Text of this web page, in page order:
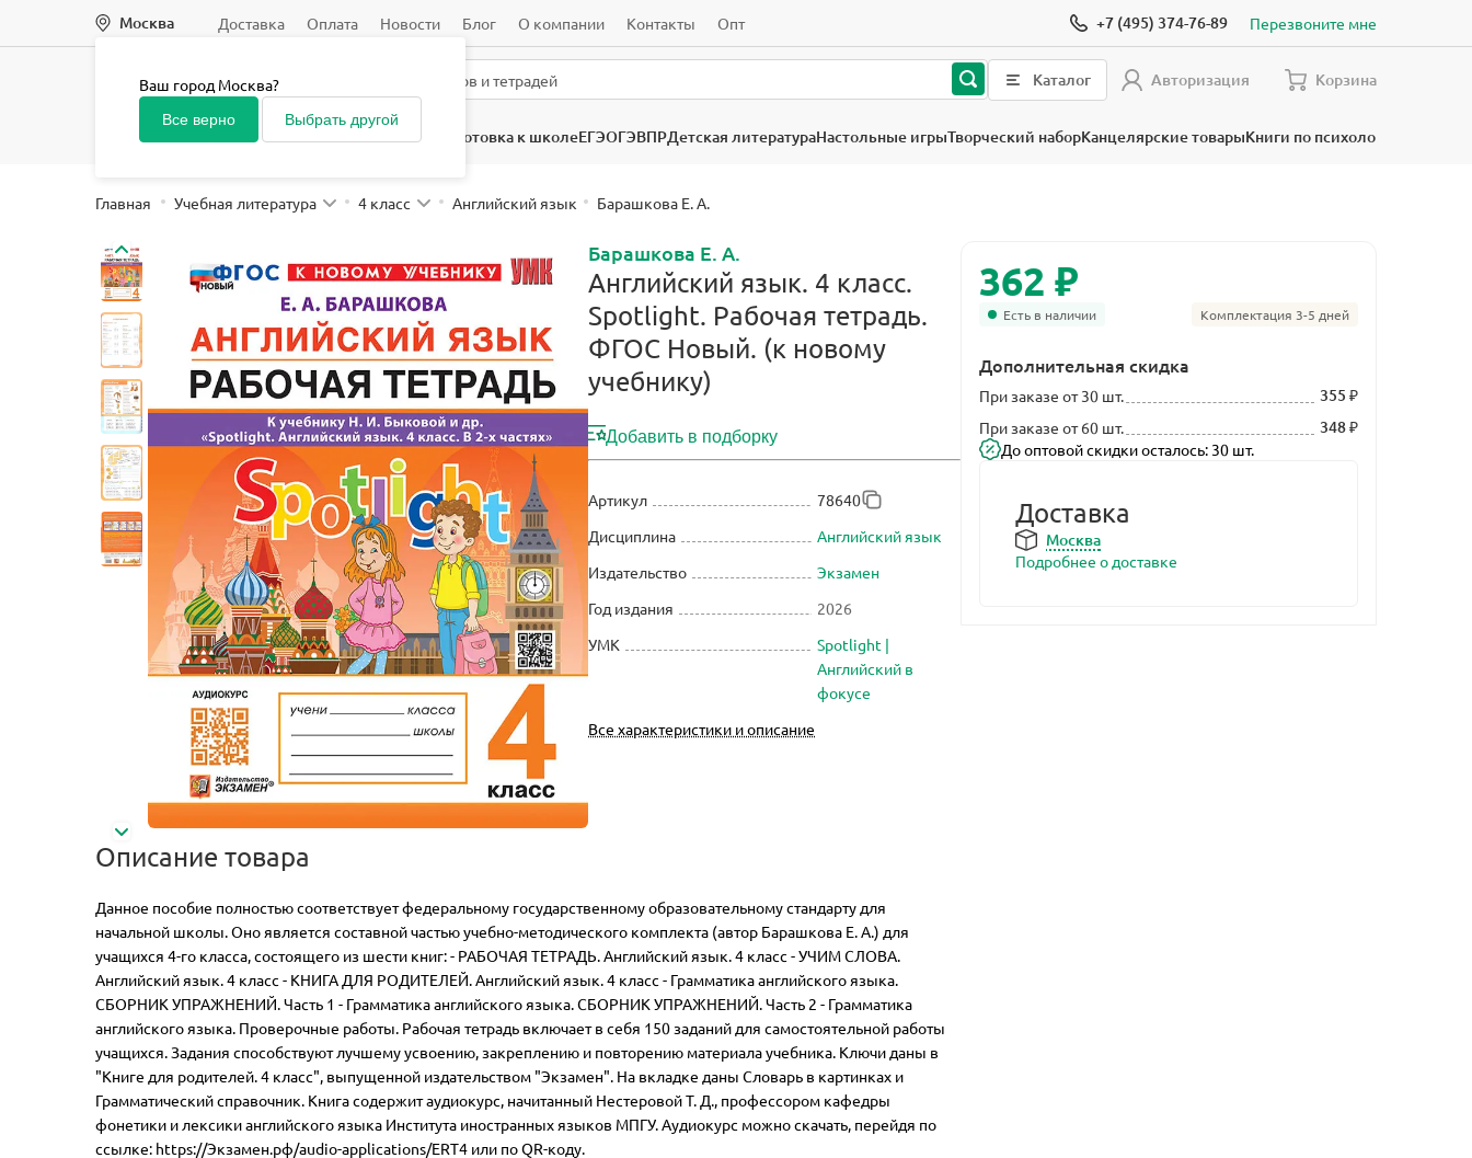
Москва
Ваш город Москва?
Все верно Выбрать другой
Доставка Оплата Новости Блог О компании Контакты Опт +7 (495) 374-76-89 Перезвоните мне
Каталог Авторизация Корзина
Начальная школа Средняя и старшая школа Подготовка к школеЕГЭОГЭВПРДетская литератураНастольные игрыТворческий наборКанцелярские товарыКниги по психологии
Главная Учебная литература 4 класс Английский язык Барашкова Е. А.
Барашкова Е. А.
Английский язык. 4 класс.
Spotlight. Рабочая тетрадь.
ФГОС Новый. (к новому
учебнику)
Добавить в подборку
Артикул
78640
Дисциплина
Английский язык
Издательство
Экзамен
Год издания
2026
УМК
Spotlight |
Английский в
фокусе
Все характеристики и описание
Описание товара
Данное пособие полностью соответствует федеральному государственному образовательному стандарту для
начальной школы. Оно является составной частью учебно-методического комплекта (автор Барашкова Е. А.) для
учащихся 4-го класса, состоящего из шести книг: - РАБОЧАЯ ТЕТРАДЬ. Английский язык. 4 класс - УЧИМ СЛОВА.
Английский язык. 4 класс - КНИГА ДЛЯ РОДИТЕЛЕЙ. Английский язык. 4 класс - Грамматика английского языка.
СБОРНИК УПРАЖНЕНИЙ. Часть 1 - Грамматика английского языка. СБОРНИК УПРАЖНЕНИЙ. Часть 2 - Грамматика
английского языка. Проверочные работы. Рабочая тетрадь включает в себя 150 заданий для самостоятельной работы
учащихся. Задания способствуют лучшему усвоению, закреплению и повторению материала учебника. Ключи даны в
"Книге для родителей. 4 класс", выпущенной издательством "Экзамен". На вкладке даны Словарь в картинках и
Грамматический справочник. Книга содержит аудиокурс, начитанный Нестеровой Т. Д., профессором кафедры
фонетики и лексики английского языка Института иностранных языков МПГУ. Аудиокурс можно скачать, перейдя по
ссылке: https://Экзамен.рф/audio-applications/ERT4 или по QR-коду.
362 ₽
Есть в наличии Комплектация 3-5 дней
Дополнительная скидка
При заказе от 30 шт. 355 ₽
При заказе от 60 шт. 348 ₽
До оптовой скидки осталось: 30 шт.
Доставка
Москва
Подробнее о доставке